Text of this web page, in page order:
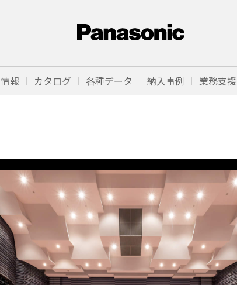
報 カタログ 各種データ 納入事例 業務支援